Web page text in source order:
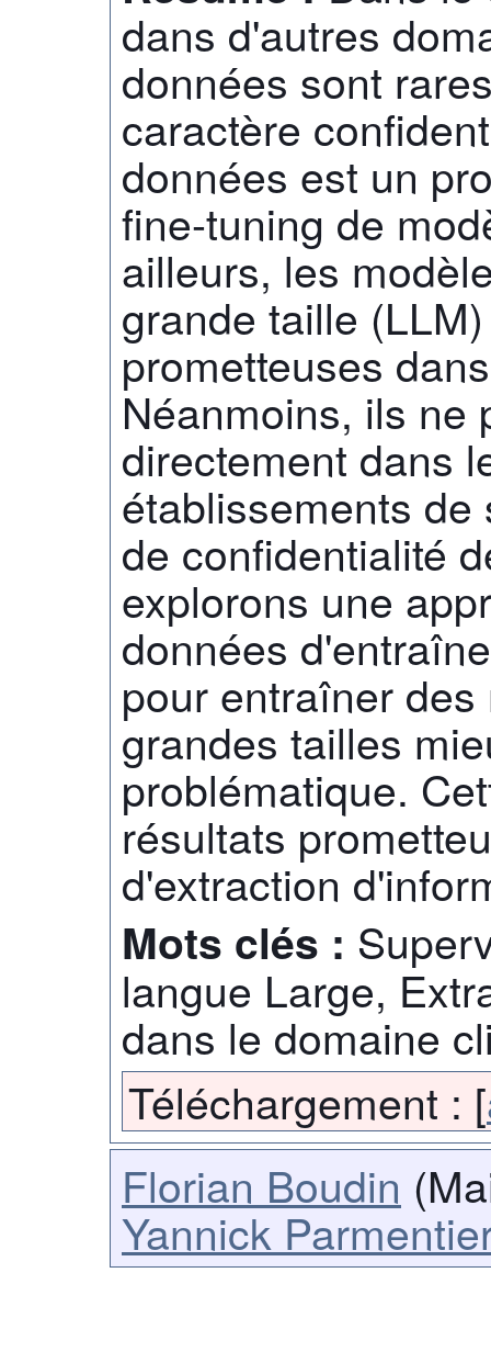
dans d'autres
données sont
caractère
données est un
fine-tuning de
ailleurs, les
grande taille
prometteuses
Néanmoins, ils ne
directement dans
établissements
de confidentialité
explorons une
données
pour entraîner
grandes tailles
problématique.
résultats
d'extraction
Mots clés :
langue Large,
dans le domaine
Téléchargement : [
Florian Boudin
Yannick